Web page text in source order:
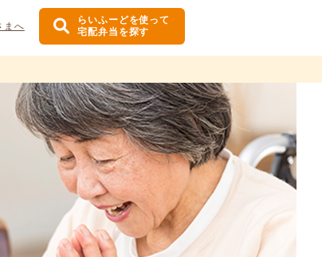
まへ
らいふーどを使って
宅配弁当を探す